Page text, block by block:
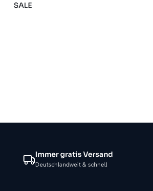
SALE
Immer gratis Versand
Deutschlandweit & schnell